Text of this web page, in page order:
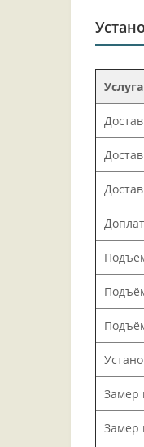
Услуга
Замер
Замер